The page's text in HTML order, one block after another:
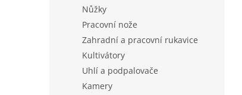
Nůžky
Pracovní nože
Zahradní a pracovní rukavice
Kultivátory
Uhlí a podpalovače
Kamery